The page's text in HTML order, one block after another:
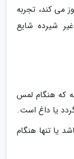
بروز می کند، تجربه
شیرده شایع
که هنگام لمس
یا داغ است.
یا تنها هنگام